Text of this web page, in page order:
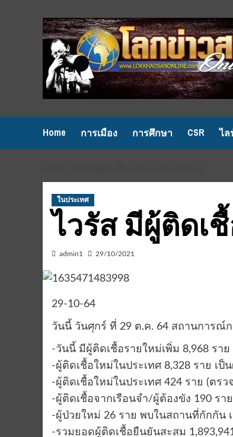
Home การเมือง การศึกษา CSR ไ
ในประเทศ
ไวรัส มีผู้ติดเ
admin1 29/10/2021
29-10-64
วันนี้ วันศุกร์ ที่ 29 ต.ค. 64 สถานการณ์
-วันนี้ มีผู้ติดเชื้อรายใหม่เพิ่ม 8,968 ราย
-ผู้ติดเชื้อใหม่ในประเทศ 8,328 ราย เป็
-ผู้ติดเชื้อใหม่ในประเทศ 424 ราย (ตรว
-ผู้ติดเชื้อจากเรือนจำ/ผู้ต้องขัง 190 ราย
-ผู้ป่วยใหม่ 26 ราย พบในสถานที่กักกัน
-รวมยอดผู้ติดเชื้อยืนยันสะสม